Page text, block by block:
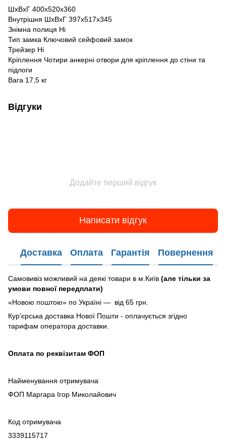
ШхВхГ 400х520х360
Внутрішня ШхВхГ 397х517х345
Знімна полиця Ні
Тип замка Ключовий сейфовий замок
Трейзер Ні
Кріплення Чотири анкерні отвори для кріплення до стіни та
підлоги
Вага 17,5 кг
Відгуки
Додайте перший відгук
Написати відгук
Доставка Оплата Гарантія Повернення
Самовивіз можливий на деякі товари в м.Київ (але тільки за
умови повної передплати)
«Новою поштою» по Україні — від 65 грн.
Кур'єрська доставка Нової Пошти - оплачується згідно
тарифам оператора доставки.
Оплата по реквізитам ФОП
Найменування отримувача
ФОП Маргара Ігор Миколайович
Код отримувача
3339115717